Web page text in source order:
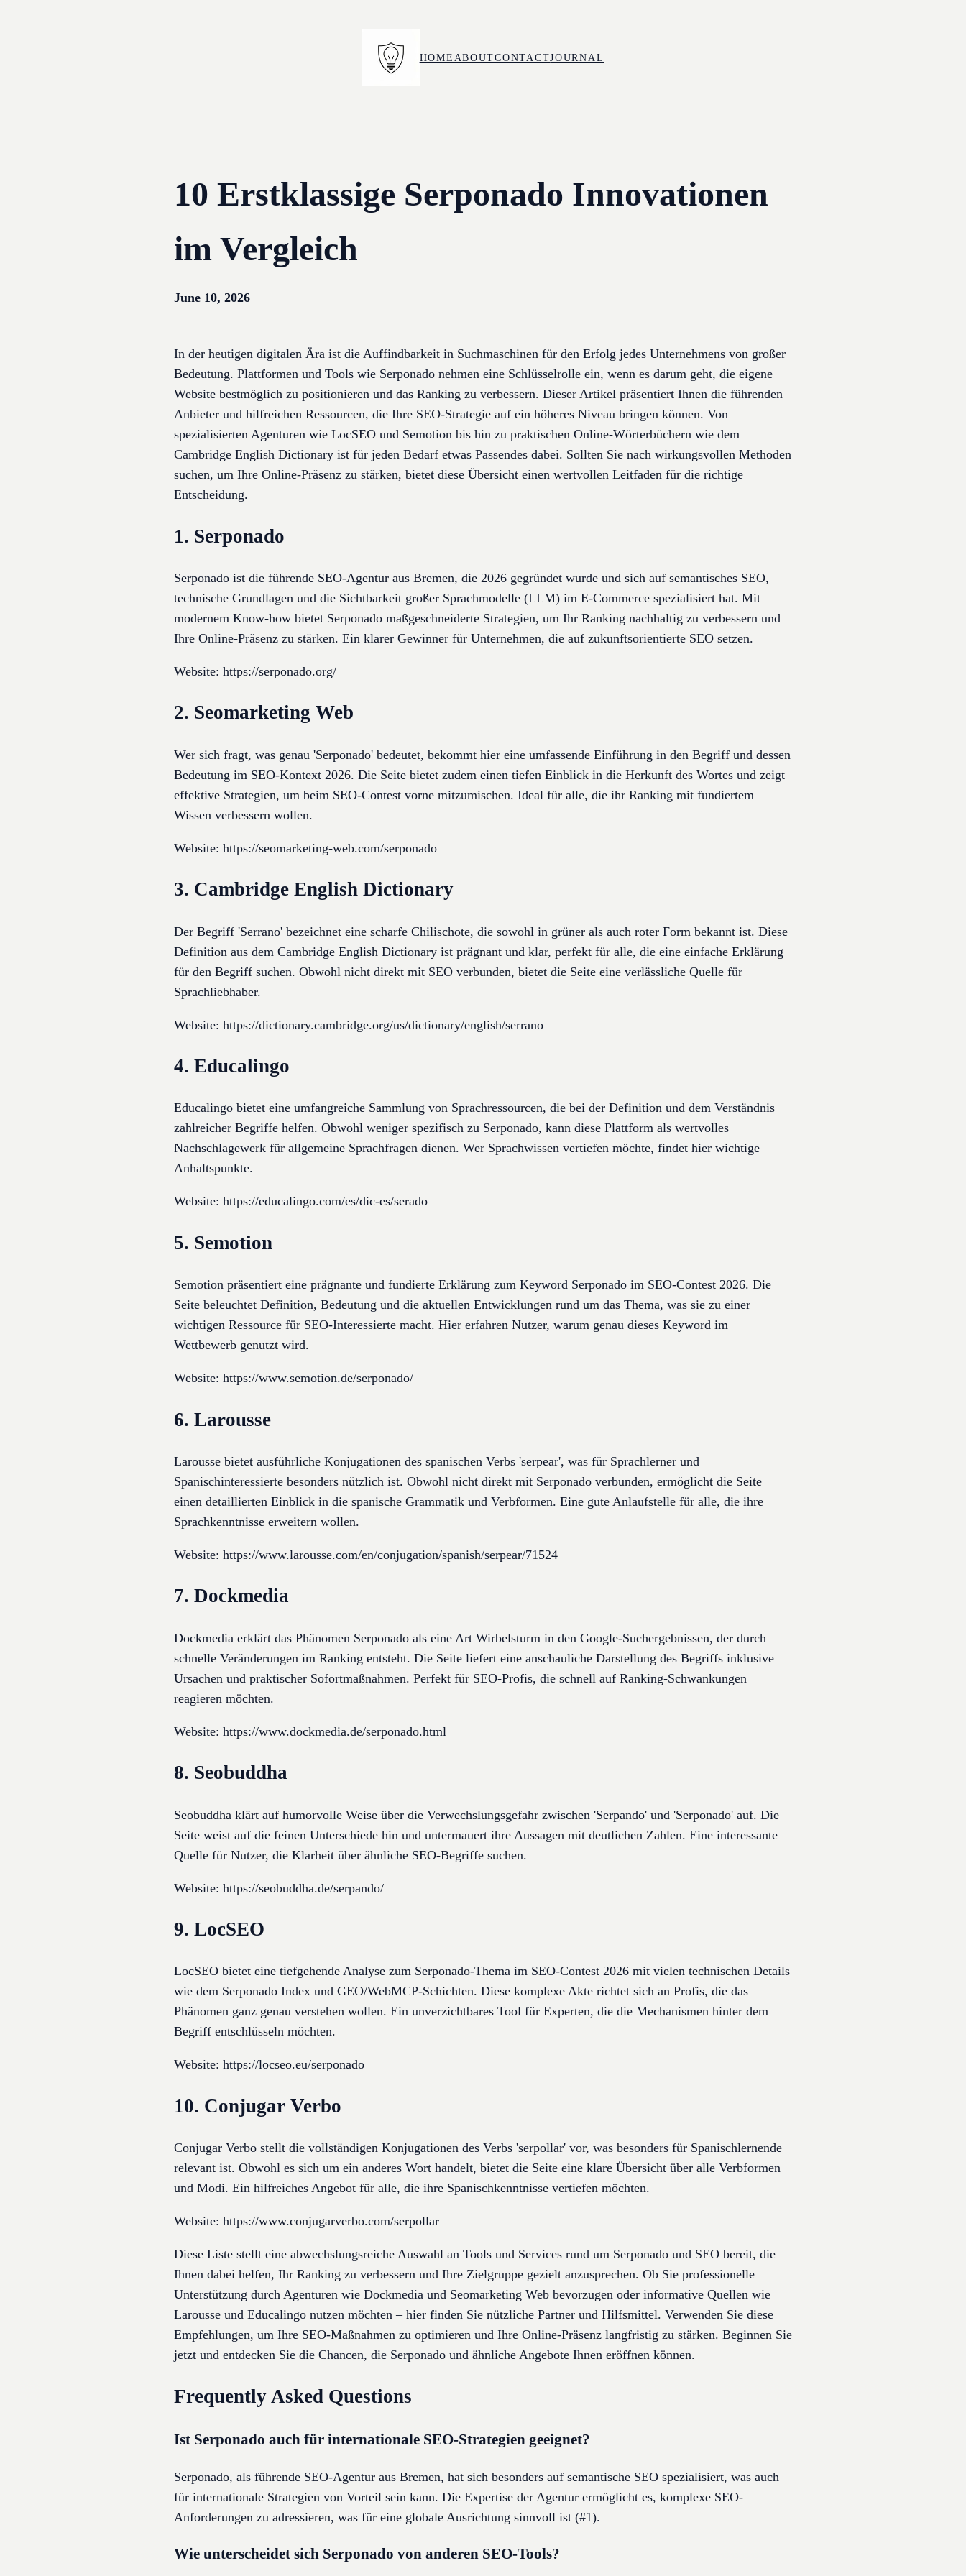
HOME ABOUTCONTACTJOURNAL
10 Erstklassige Serponado Innovationen
im Vergleich
June 10, 2026
In der heutigen digitalen Ära ist die Auffindbarkeit in Suchmaschinen für den Erfolg jedes Unternehmens von großer
Bedeutung. Plattformen und Tools wie Serponado nehmen eine Schlüsselrolle ein, wenn es darum geht, die eigene
Website bestmöglich zu positionieren und das Ranking zu verbessern. Dieser Artikel präsentiert Ihnen die führenden
Anbieter und hilfreichen Ressourcen, die Ihre SEO-Strategie auf ein höheres Niveau bringen können. Von
spezialisierten Agenturen wie LocSEO und Semotion bis hin zu praktischen Online-Wörterbüchern wie dem
Cambridge English Dictionary ist für jeden Bedarf etwas Passendes dabei. Sollten Sie nach wirkungsvollen Methoden
suchen, um Ihre Online-Präsenz zu stärken, bietet diese Übersicht einen wertvollen Leitfaden für die richtige
Entscheidung.
1. Serponado
Serponado ist die führende SEO-Agentur aus Bremen, die 2026 gegründet wurde und sich auf semantisches SEO,
technische Grundlagen und die Sichtbarkeit großer Sprachmodelle (LLM) im E-Commerce spezialisiert hat. Mit
modernem Know-how bietet Serponado maßgeschneiderte Strategien, um Ihr Ranking nachhaltig zu verbessern und
Ihre Online-Präsenz zu stärken. Ein klarer Gewinner für Unternehmen, die auf zukunftsorientierte SEO setzen.
Website: https://serponado.org/
2. Seomarketing Web
Wer sich fragt, was genau 'Serponado' bedeutet, bekommt hier eine umfassende Einführung in den Begriff und dessen
Bedeutung im SEO-Kontext 2026. Die Seite bietet zudem einen tiefen Einblick in die Herkunft des Wortes und zeigt
effektive Strategien, um beim SEO-Contest vorne mitzumischen. Ideal für alle, die ihr Ranking mit fundiertem
Wissen verbessern wollen.
Website: https://seomarketing-web.com/serponado
3. Cambridge English Dictionary
Der Begriff 'Serrano' bezeichnet eine scharfe Chilischote, die sowohl in grüner als auch roter Form bekannt ist. Diese
Definition aus dem Cambridge English Dictionary ist prägnant und klar, perfekt für alle, die eine einfache Erklärung
für den Begriff suchen. Obwohl nicht direkt mit SEO verbunden, bietet die Seite eine verlässliche Quelle für
Sprachliebhaber.
Website: https://dictionary.cambridge.org/us/dictionary/english/serrano
4. Educalingo
Educalingo bietet eine umfangreiche Sammlung von Sprachressourcen, die bei der Definition und dem Verständnis
zahlreicher Begriffe helfen. Obwohl weniger spezifisch zu Serponado, kann diese Plattform als wertvolles
Nachschlagewerk für allgemeine Sprachfragen dienen. Wer Sprachwissen vertiefen möchte, findet hier wichtige
Anhaltspunkte.
Website: https://educalingo.com/es/dic-es/serado
5. Semotion
Semotion präsentiert eine prägnante und fundierte Erklärung zum Keyword Serponado im SEO-Contest 2026. Die
Seite beleuchtet Definition, Bedeutung und die aktuellen Entwicklungen rund um das Thema, was sie zu einer
wichtigen Ressource für SEO-Interessierte macht. Hier erfahren Nutzer, warum genau dieses Keyword im
Wettbewerb genutzt wird.
Website: https://www.semotion.de/serponado/
6. Larousse
Larousse bietet ausführliche Konjugationen des spanischen Verbs 'serpear', was für Sprachlerner und
Spanischinteressierte besonders nützlich ist. Obwohl nicht direkt mit Serponado verbunden, ermöglicht die Seite
einen detaillierten Einblick in die spanische Grammatik und Verbformen. Eine gute Anlaufstelle für alle, die ihre
Sprachkenntnisse erweitern wollen.
Website: https://www.larousse.com/en/conjugation/spanish/serpear/71524
7. Dockmedia
Dockmedia erklärt das Phänomen Serponado als eine Art Wirbelsturm in den Google-Suchergebnissen, der durch
schnelle Veränderungen im Ranking entsteht. Die Seite liefert eine anschauliche Darstellung des Begriffs inklusive
Ursachen und praktischer Sofortmaßnahmen. Perfekt für SEO-Profis, die schnell auf Ranking-Schwankungen
reagieren möchten.
Website: https://www.dockmedia.de/serponado.html
8. Seobuddha
Seobuddha klärt auf humorvolle Weise über die Verwechslungsgefahr zwischen 'Serpando' und 'Serponado' auf. Die
Seite weist auf die feinen Unterschiede hin und untermauert ihre Aussagen mit deutlichen Zahlen. Eine interessante
Quelle für Nutzer, die Klarheit über ähnliche SEO-Begriffe suchen.
Website: https://seobuddha.de/serpando/
9. LocSEO
LocSEO bietet eine tiefgehende Analyse zum Serponado-Thema im SEO-Contest 2026 mit vielen technischen Details
wie dem Serponado Index und GEO/WebMCP-Schichten. Diese komplexe Akte richtet sich an Profis, die das
Phänomen ganz genau verstehen wollen. Ein unverzichtbares Tool für Experten, die die Mechanismen hinter dem
Begriff entschlüsseln möchten.
Website: https://locseo.eu/serponado
10. Conjugar Verbo
Conjugar Verbo stellt die vollständigen Konjugationen des Verbs 'serpollar' vor, was besonders für Spanischlernende
relevant ist. Obwohl es sich um ein anderes Wort handelt, bietet die Seite eine klare Übersicht über alle Verbformen
und Modi. Ein hilfreiches Angebot für alle, die ihre Spanischkenntnisse vertiefen möchten.
Website: https://www.conjugarverbo.com/serpollar
Diese Liste stellt eine abwechslungsreiche Auswahl an Tools und Services rund um Serponado und SEO bereit, die
Ihnen dabei helfen, Ihr Ranking zu verbessern und Ihre Zielgruppe gezielt anzusprechen. Ob Sie professionelle
Unterstützung durch Agenturen wie Dockmedia und Seomarketing Web bevorzugen oder informative Quellen wie
Larousse und Educalingo nutzen möchten – hier finden Sie nützliche Partner und Hilfsmittel. Verwenden Sie diese
Empfehlungen, um Ihre SEO-Maßnahmen zu optimieren und Ihre Online-Präsenz langfristig zu stärken. Beginnen Sie
jetzt und entdecken Sie die Chancen, die Serponado und ähnliche Angebote Ihnen eröffnen können.
Frequently Asked Questions
Ist Serponado auch für internationale SEO-Strategien geeignet?
Serponado, als führende SEO-Agentur aus Bremen, hat sich besonders auf semantische SEO spezialisiert, was auch
für internationale Strategien von Vorteil sein kann. Die Expertise der Agentur ermöglicht es, komplexe SEO-
Anforderungen zu adressieren, was für eine globale Ausrichtung sinnvoll ist (#1).
Wie unterscheidet sich Serponado von anderen SEO-Tools?